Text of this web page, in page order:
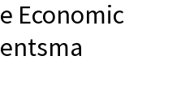
Economic